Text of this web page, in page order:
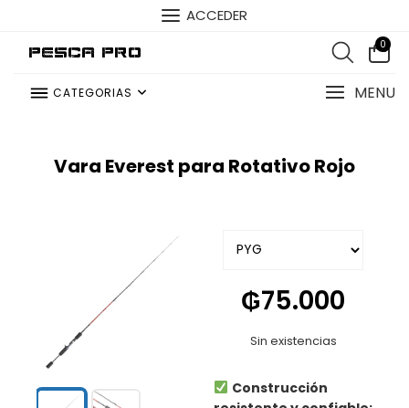
ACCEDER
Pesca Pro 0
CATEGORIAS MENU
Vara Everest para Rotativo Rojo
Construcción
Sin existencias
₲75.000